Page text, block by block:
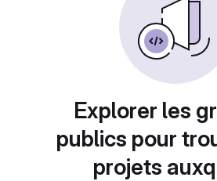
Explorer les
publics pour
projets